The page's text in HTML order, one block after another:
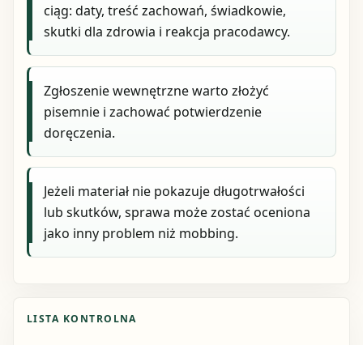
ciąg: daty, treść zachowań, świadkowie,
skutki dla zdrowia i reakcja pracodawcy.
Zgłoszenie wewnętrzne warto złożyć
pisemnie i zachować potwierdzenie
doręczenia.
Jeżeli materiał nie pokazuje długotrwałości
lub skutków, sprawa może zostać oceniona
jako inny problem niż mobbing.
LISTA KONTROLNA